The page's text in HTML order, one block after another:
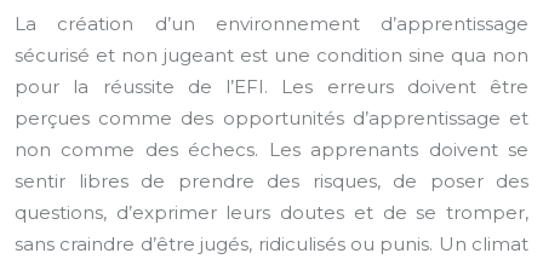
La création d’un environnement d’apprentissage
sécurisé et non jugeant est une condition sine qua non
pour la réussite de l’EFI. Les erreurs doivent être
perçues comme des opportunités d’apprentissage et
non comme des échecs. Les apprenants doivent se
sentir libres de prendre des risques, de poser des
questions, d’exprimer leurs doutes et de se tromper,
sans craindre d’être jugés, ridiculisés ou punis. Un climat